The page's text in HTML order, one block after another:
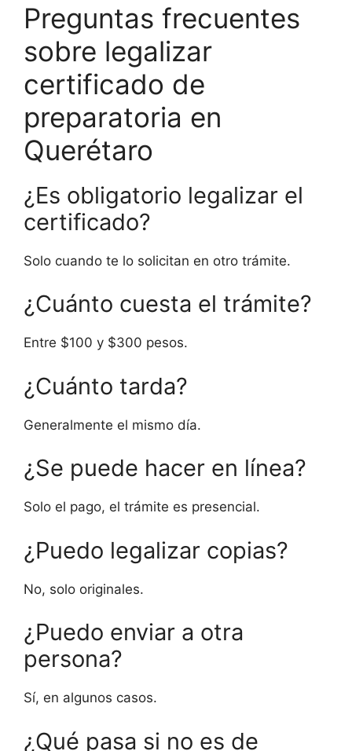
Preguntas frecuentes
sobre legalizar
certificado de
preparatoria en
Querétaro
¿Es obligatorio legalizar el
certificado?
Solo cuando te lo solicitan en otro trámite.
¿Cuánto cuesta el trámite?
Entre $100 y $300 pesos.
¿Cuánto tarda?
Generalmente el mismo día.
¿Se puede hacer en línea?
Solo el pago, el trámite es presencial.
¿Puedo legalizar copias?
No, solo originales.
¿Puedo enviar a otra
persona?
Sí, en algunos casos.
¿Qué pasa si no es de